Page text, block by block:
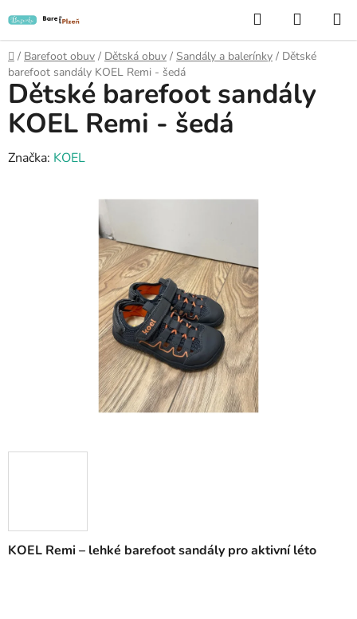
na
obsah
Hledat
KOŠÍK
Domů
/ Barefoot obuv / Dětská obuv / Sandály a balerínky / Dětské
barefoot sandály KOEL Remi - šedá
KOEL Remi – lehké barefoot sandály pro aktivní léto
Dětské barefoot sandály
KOEL Remi - šedá
Značka: KOEL